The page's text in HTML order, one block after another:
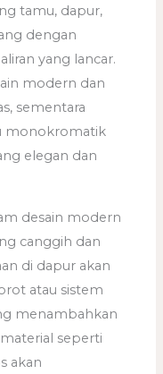
tamu, dapur,
dengan
yang lancar.
modern dan
sementara
monokromatik
elegan dan
desain modern
canggih dan
di dapur akan
atau sistem
menambahkan
seperti
akan